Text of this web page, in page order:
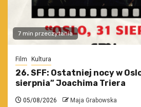
7 min przeczytania
Film Kultura
26. SFF: Ostatniej nocy w
sierpnia” Joachima Triera
05/08/2026 Maja Grabowska